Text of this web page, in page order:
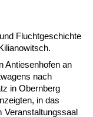
Fluchtgeschichte
Antiesenhofen an
nach
in Obernberg
in das
Veranstaltungssaal